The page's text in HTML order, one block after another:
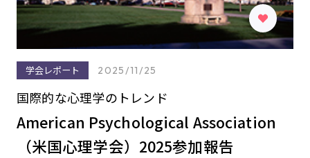
学会レポート 2025/11/25
国際的な心理学のトレンド
American Psychological Association
（米国心理学会）2025参加報告